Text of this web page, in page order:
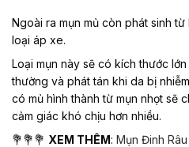
Ngoài ra mụn mủ còn phát sinh
loại áp xe.
Loại mụn này sẽ có kích thước
thường và phát tán khi da bị
có mủ hình thành từ mụn nhọt sẽ
cảm giác khó chịu hơn nhiều.
💐💐💐 XEM THÊM: Mụn Đinh